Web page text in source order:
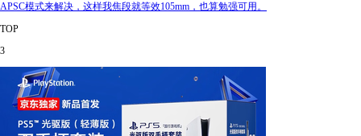
APSC模式来解决，这样我焦段就等效105mm，也算勉强可用。
TOP
3